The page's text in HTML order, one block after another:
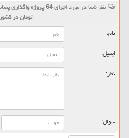
نظر شما در مورد
اجرای 64 پروژه
تومان در
نام:
ایمیل:
نظر:
سوال: